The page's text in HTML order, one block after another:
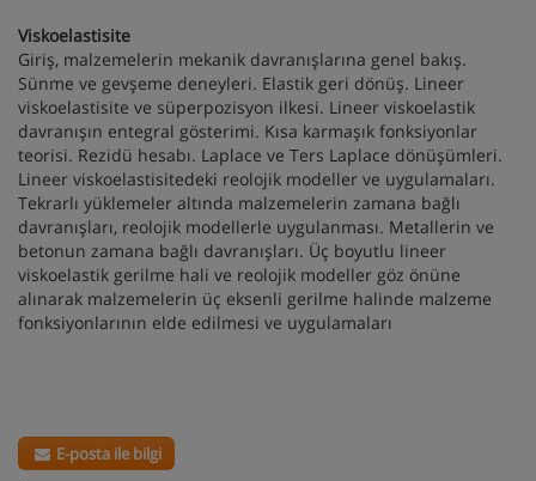
Viskoelastisite
Giriş, malzemelerin mekanik davranışlarına genel bakış.
Sünme ve gevşeme deneyleri. Elastik geri dönüş. Lineer
viskoelastisite ve süperpozisyon ilkesi. Lineer viskoelastik
davranışın entegral gösterimi. Kısa karmaşık fonksiyonlar
teorisi. Rezidü hesabı. Laplace ve Ters Laplace dönüşümleri.
Lineer viskoelastisitedeki reolojik modeller ve uygulamaları.
Tekrarlı yüklemeler altında malzemelerin zamana bağlı
davranışları, reolojik modellerle uygulanması. Metallerin ve
betonun zamana bağlı davranışları. Üç boyutlu lineer
viskoelastik gerilme hali ve reolojik modeller göz önüne
alınarak malzemelerin üç eksenli gerilme halinde malzeme
fonksiyonlarının elde edilmesi ve uygulamaları
E-posta ile bilgi